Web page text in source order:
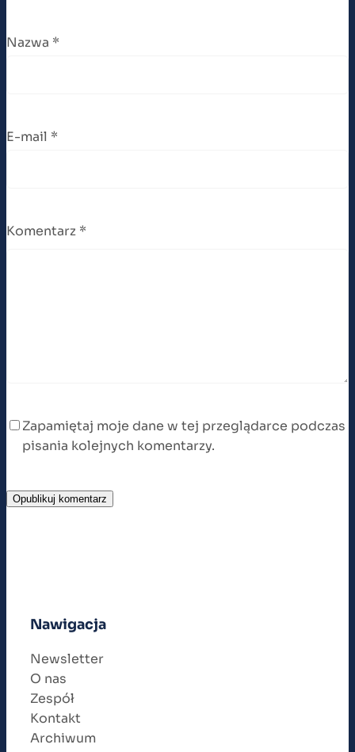
Nazwa *
E-mail *
Komentarz *
Zapamiętaj moje dane w tej przeglądarce podczas
pisania kolejnych komentarzy.
Nawigacja
Newsletter
O nas
Zespół
Kontakt
Archiwum